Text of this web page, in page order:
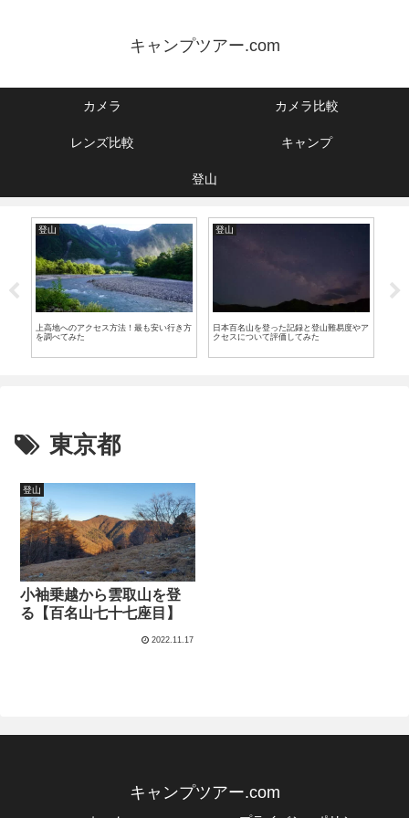
キャンプツアー.com
カメラ カメラ比較
レンズ比較 キャンプ
登山
登山
上高地へのアクセス方法！最も安い行き方
を調べてみた
登山
日本百名山を登った記録と登山難易度やア
クセスについて評価してみた
東京都
登山
小袖乗越から雲取山を登
る【百名山七十七座目】
2022.11.17
キャンプツアー.com